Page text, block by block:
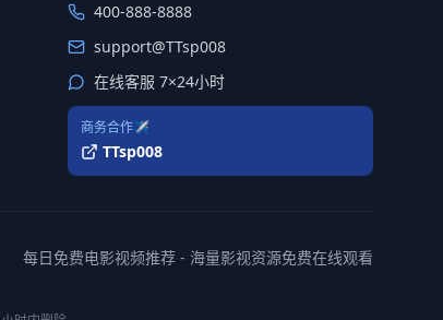
400-888-8888
support@TTsp008
在线客服 7×24小时
商务合作✈️
TTsp008
每日免费电影视频推荐 - 海量影视资源免费在线观看